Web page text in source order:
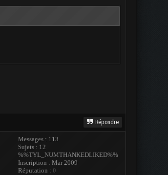
Répondre
Messages : 113
Sujets : 12
%%TYL_NUMTHANKEDLIKED%%
Inscription : Mar 2009
Réputation : 0